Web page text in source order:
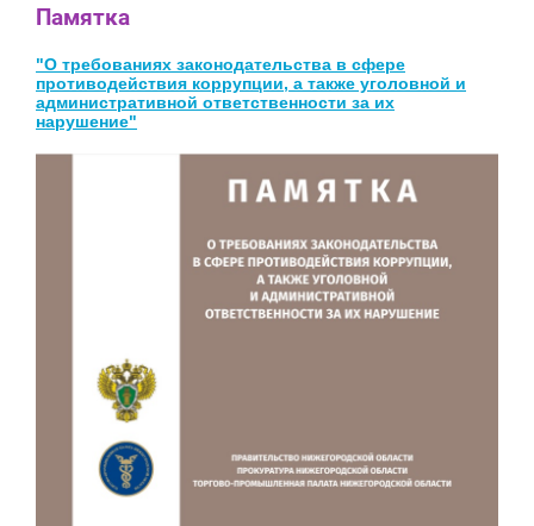
Памятка
"О требованиях законодательства в сфере
противодействия коррупции, а также уголовной и
административной ответственности за их
нарушение"